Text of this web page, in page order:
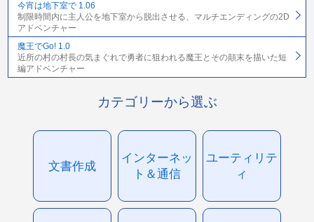
今宵は地下室で 1.06
制限時間内に主人公を地下室から脱出させる、マルチエンディングの2D
アドベンチャー
魔王でGo! 1.0
近所の村の村長の気まぐれで勇者に狙われる魔王とその顛末を描いた短
編アドベンチャー
カテゴリーから選ぶ
文書作成
インターネッ
ト＆通信
ユーティリテ
ィ